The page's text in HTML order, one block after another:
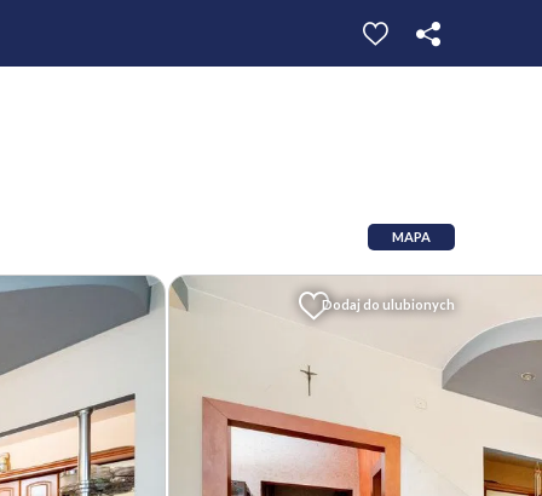
MAPA
Dodaj do ulubionych